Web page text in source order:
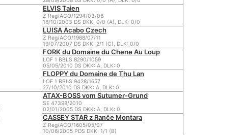
ELVIS Taien
Z Reg/ACO/1294/03/06
16/10/2003 DS DKK: 0/0 (A), DLK: 0/0
LUISA Acabo Czech
Z Reg/ACO/1968/07/11
19/07/2007 DS DKK: 2/1 (C), DLK: 0/0
FORK du Domaine du Chene Au Loup
LOF 1 BBLS 8290/1059
05/05/2010 DS DKK: A, DLK: 0
FLOPPY du Domaine de Thu Lan
LOF 1 BBLS 9428/1657
27/10/2010 DS DKK: A, DLK: 0
ATAX-BOSS vom Sutumer-Grund
SE 47398/2010
02/01/2005 DS DKK: A, DLK: 0
CASSEY STAR z Ranče Montara
Z Reg/ACO/1605/05/07
10/06/2005 PDS DKK: 1/1 (B)